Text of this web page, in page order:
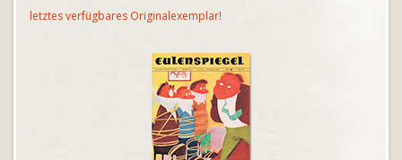
letztes verfügbares Originalexemplar!